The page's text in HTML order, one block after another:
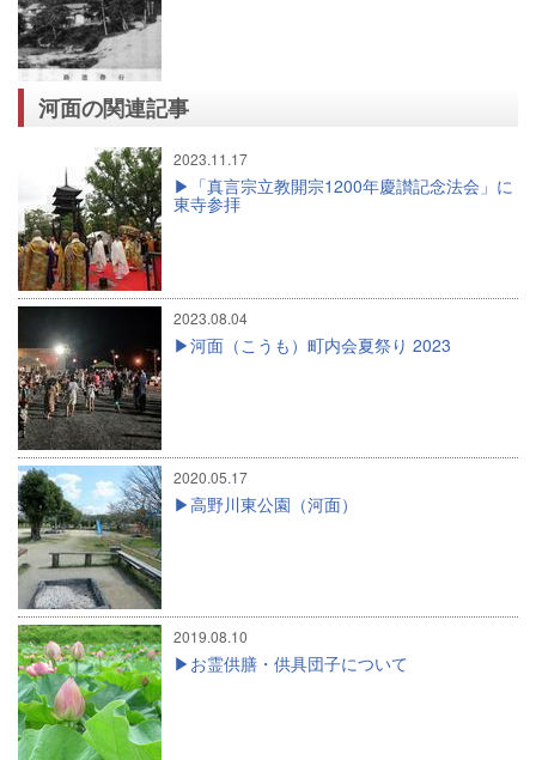
河面の関連記事
2023.11.17
「真言宗立教開宗1200年慶讃記念法会」に
東寺参拝
2023.08.04
河面（こうも）町内会夏祭り 2023
2020.05.17
高野川東公園（河面）
2019.08.10
お霊供膳・供具団子について